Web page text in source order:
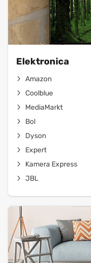
Elektronica
Amazon
Coolblue
MediaMarkt
Bol
Dyson
Expert
Kamera Express
JBL